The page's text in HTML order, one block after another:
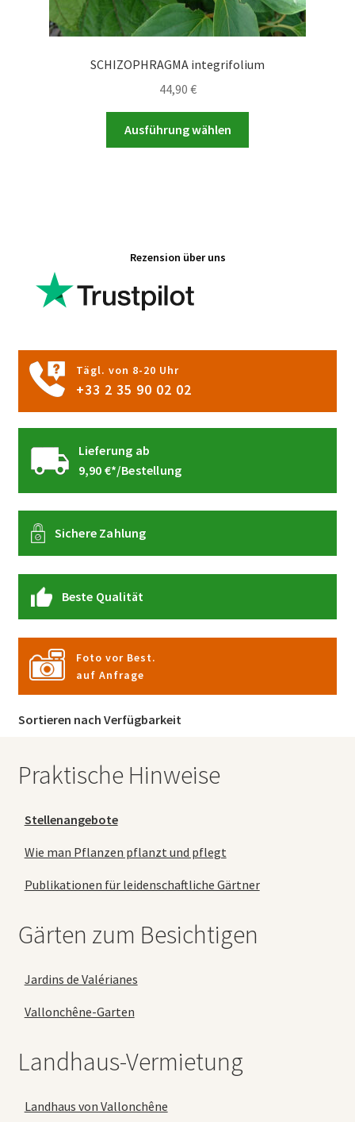
SCHIZOPHRAGMA integrifolium
44,90 €
Ausführung wählen
Rezension über uns
Tägl. von 8-20 Uhr
+33 2 35 90 02 02
Lieferung ab
9,90 €*/Bestellung
Sichere Zahlung
Beste Qualität
Foto vor Best.
auf Anfrage
Sortieren nach Verfügbarkeit
Praktische Hinweise
Stellenangebote
Wie man Pflanzen pflanzt und pflegt
Publikationen für leidenschaftliche Gärtner
Gärten zum Besichtigen
Jardins de Valérianes
Vallonchêne-Garten
Landhaus-Vermietung
Landhaus von Vallonchêne